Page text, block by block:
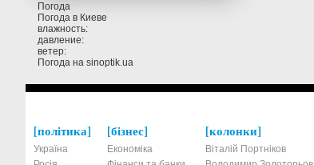
Погода
Погода в Киеве
влажность:
давление:
ветер:
Погода на sinoptik.ua
політика
Україна
бізнес
Економіка
колонки
Віталій Портніков